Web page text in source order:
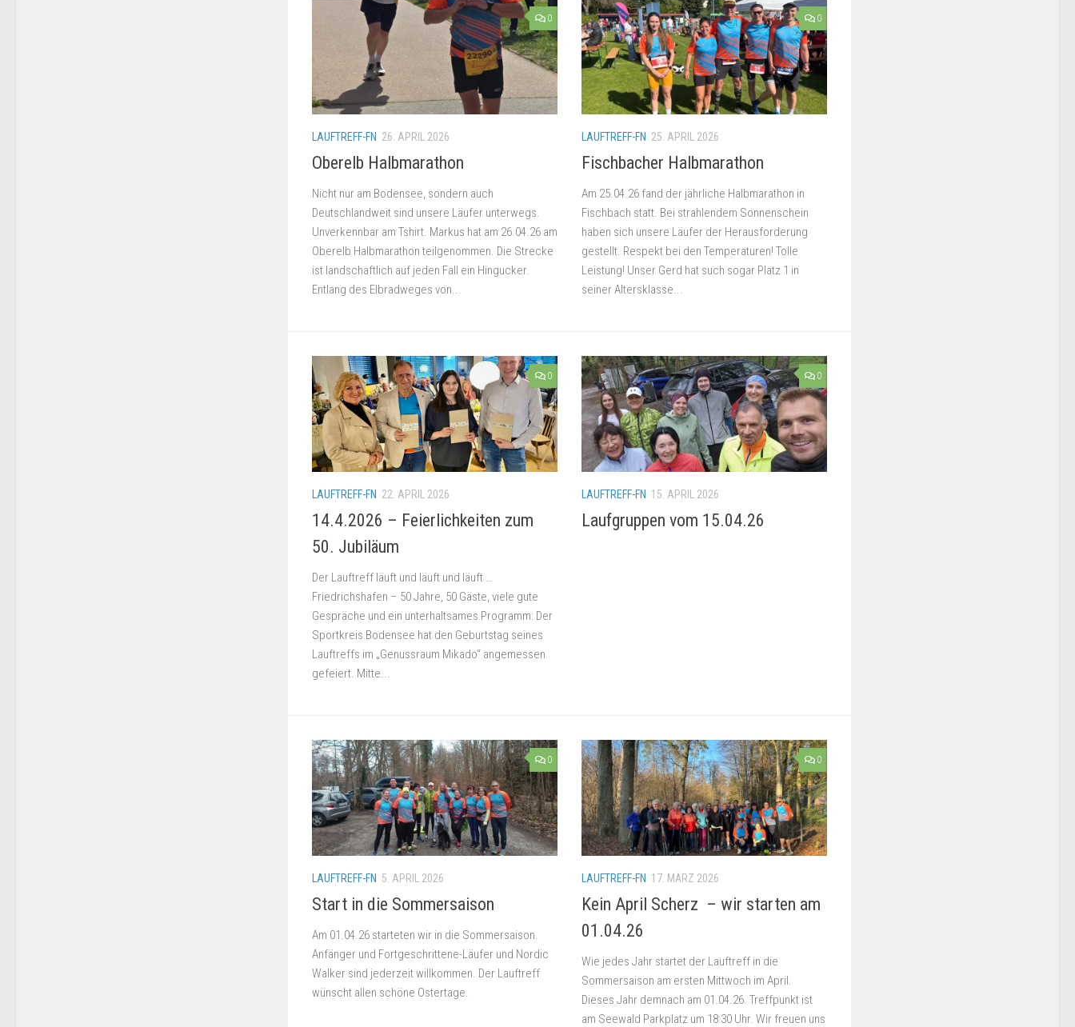
0
LAUFTREFF-FN 26. APRIL 2026
Oberelb Halbmarathon
Nicht nur am Bodensee, sondern auch
Deutschlandweit sind unsere Läufer unterwegs.
Unverkennbar am Tshirt. Markus hat am 26.04.26 am
Oberelb Halbmarathon teilgenommen. Die Strecke
ist landschaftlich auf jeden Fall ein Hingucker.
Entlang des Elbradweges von...
0
LAUFTREFF-FN 25. APRIL 2026
Fischbacher Halbmarathon
Am 25.04.26 fand der jährliche Halbmarathon in
Fischbach statt. Bei strahlendem Sonnenschein
haben sich unsere Läufer der Herausforderung
gestellt. Respekt bei den Temperaturen! Tolle
Leistung! Unser Gerd hat such sogar Platz 1 in
seiner Altersklasse...
0
LAUFTREFF-FN 22. APRIL 2026
14.4.2026 – Feierlichkeiten zum
50. Jubiläum
Der Lauftreff läuft und läuft und läuft …
Friedrichshafen – 50 Jahre, 50 Gäste, viele gute
Gespräche und ein unterhaltsames Programm: Der
Sportkreis Bodensee hat den Geburtstag seines
Lauftreffs im „Genussraum Mikado“ angemessen
gefeiert. Mitte...
0
LAUFTREFF-FN 15. APRIL 2026
Laufgruppen vom 15.04.26
0
LAUFTREFF-FN 5. APRIL 2026
Start in die Sommersaison
Am 01.04.26 starteten wir in die Sommersaison.
Anfänger und Fortgeschrittene-Läufer und Nordic
Walker sind jederzeit willkommen. Der Lauftreff
wünscht allen schöne Ostertage.
0
LAUFTREFF-FN 17. MÄRZ 2026
Kein April Scherz – wir starten am
01.04.26
Wie jedes Jahr startet der Lauftreff in die
Sommersaison am ersten Mittwoch im April.
Dieses Jahr demnach am 01.04.26. Treffpunkt ist
am Seewald Parkplatz um 18:30 Uhr. Wir freuen uns